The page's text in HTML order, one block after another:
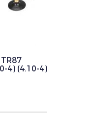
4) (4.10-4)